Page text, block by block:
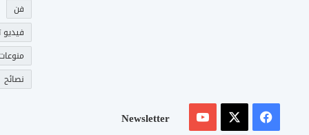
فن
فيديو
نصائح
فيسبوك
‫YouTube
Newsletter